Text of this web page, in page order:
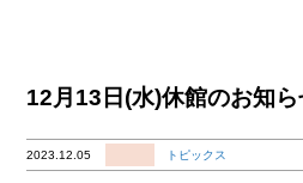
12月13日(水)休館のお知ら
2023.12.05 トピックス